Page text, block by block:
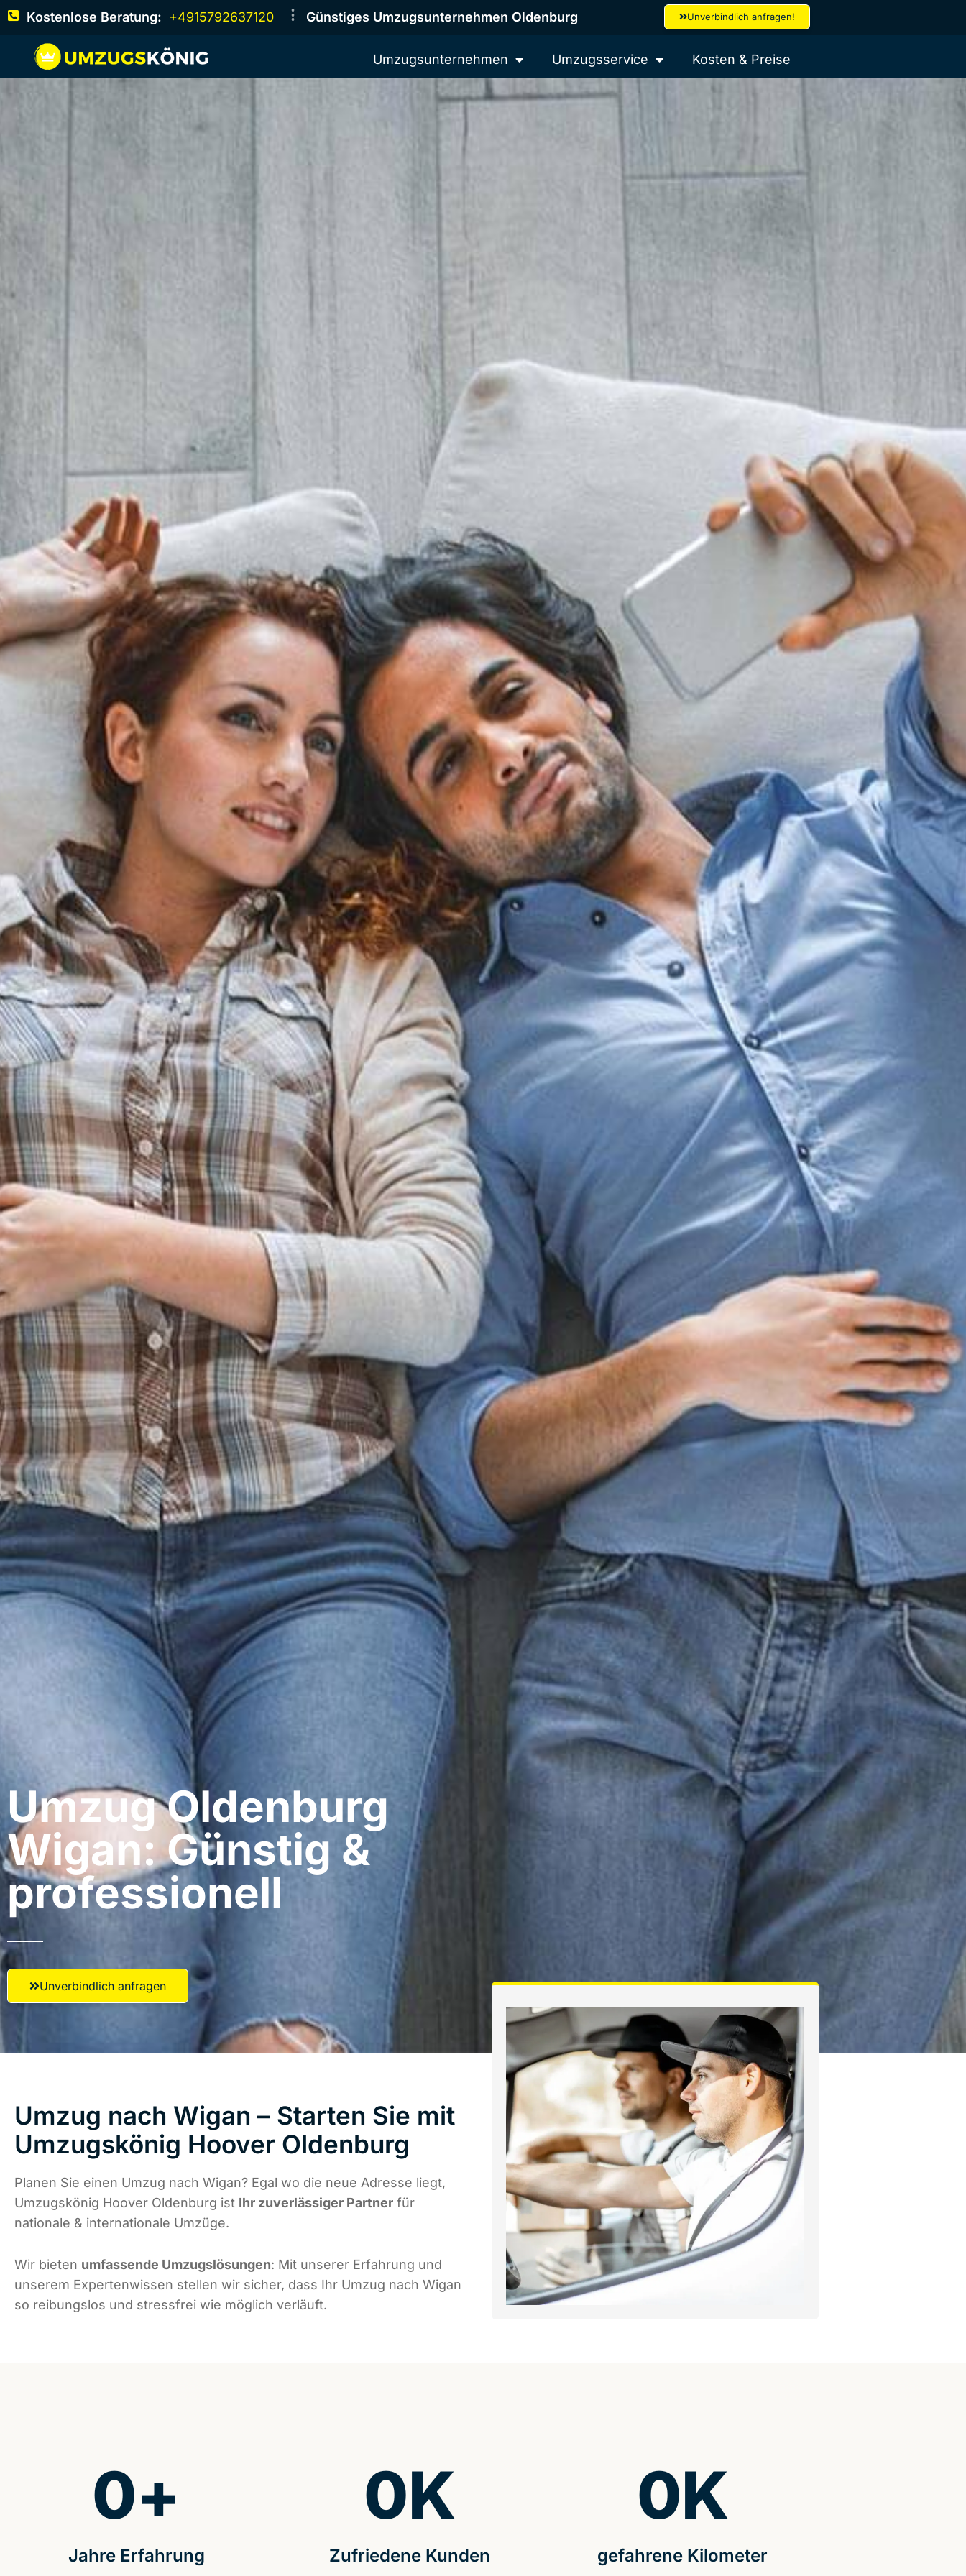
Kostenlose Beratung: +4915792637120 Günstiges Umzugsunternehmen Oldenburg Unverbindlich anfragen!
Umzugsunternehmen Umzugsservice Kosten & Preise
Umzug Oldenburg​
Wigan: Günstig &
professionell​
Unverbindlich anfragen
Umzug nach Wigan – Starten Sie mit
Umzugskönig Hoover Oldenburg
Planen Sie einen Umzug nach Wigan? Egal wo die neue Adresse liegt,
Umzugskönig Hoover Oldenburg ist Ihr zuverlässiger Partner für
nationale & internationale Umzüge.
Wir bieten umfassende Umzugslösungen: Mit unserer Erfahrung und
unserem Expertenwissen stellen wir sicher, dass Ihr Umzug nach Wigan
so reibungslos und stressfrei wie möglich verläuft.
Jahre Erfahrung
0+
Zufriedene Kunden
0K
gefahrene Kilometer
0K